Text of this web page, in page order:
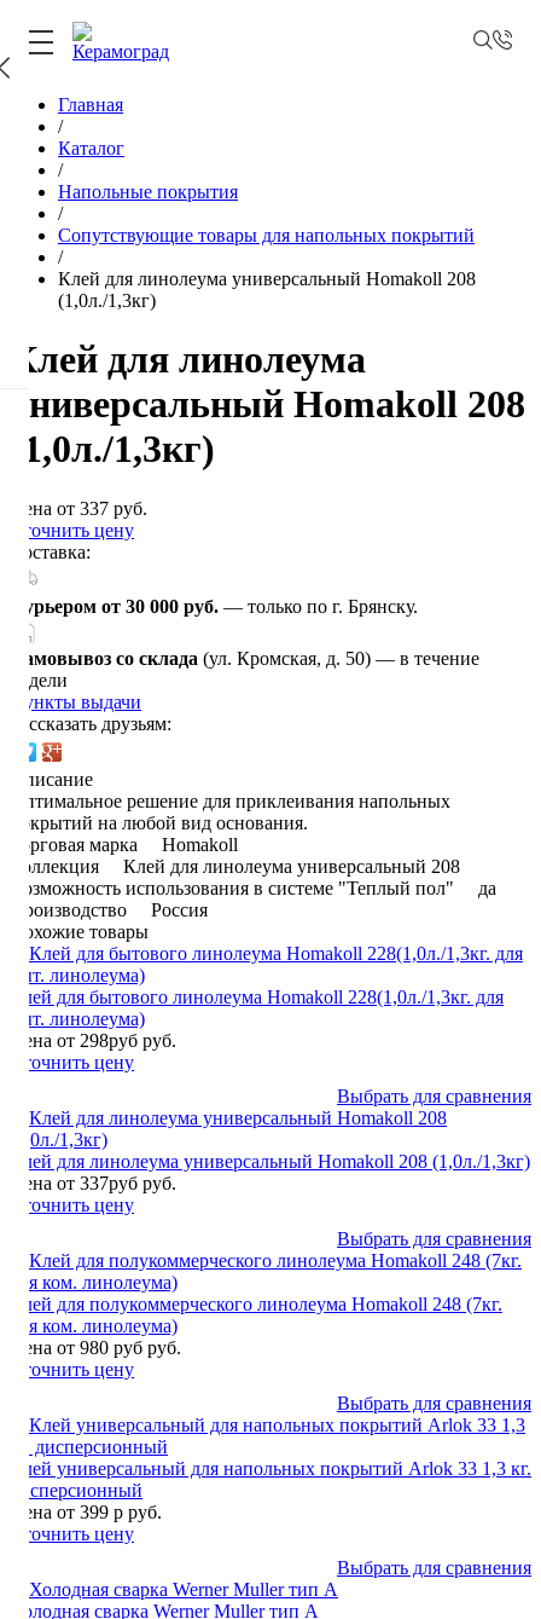
Главная
/
Каталог
/
Напольные покрытия
/
Сопутствующие товары для напольных покрытий
/
Клей для линолеума универсальный Homakoll 208
(1,0л./1,3кг)
Клей для линолеума
универсальный Homakoll 208
(1,0л./1,3кг)
Цена от 337 руб.
Уточнить цену
Доставка:
Курьером от 30 000 руб. — только по г. Брянску.
Самовывоз со склада (ул. Кромская, д. 50) — в течение
недели
Пункты выдачи
Рассказать друзьям:
Описание
Оптимальное решение для приклеивания напольных
покрытий на любой вид основания.
Торговая марка Homakoll
Коллекция Клей для линолеума универсальный 208
Возможность использования в системе "Теплый пол" да
Производство Россия
Похожие товары
Клей для бытового линолеума Homakoll 228(1,0л./1,3кг. для
быт. линолеума)
Цена от 298руб руб.
Уточнить цену
Выбрать для сравнения
Клей для линолеума универсальный Homakoll 208 (1,0л./1,3кг)
Цена от 337руб руб.
Уточнить цену
Выбрать для сравнения
Клей для полукоммерческого линолеума Homakoll 248 (7кг.
для ком. линолеума)
Цена от 980 руб руб.
Уточнить цену
Выбрать для сравнения
Клей универсальный для напольных покрытий Arlok 33 1,3 кг.
дисперсионный
Цена от 399 р руб.
Уточнить цену
Выбрать для сравнения
Холодная сварка Werner Muller тип А